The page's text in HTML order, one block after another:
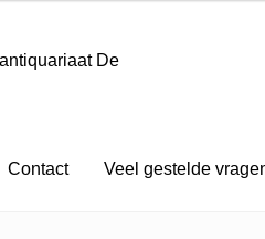
Contact Veel gestelde